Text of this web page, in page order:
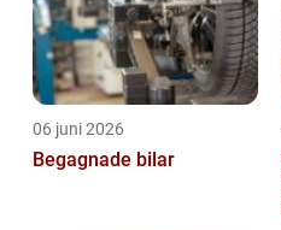
06 juni 2026
Begagnade bilar